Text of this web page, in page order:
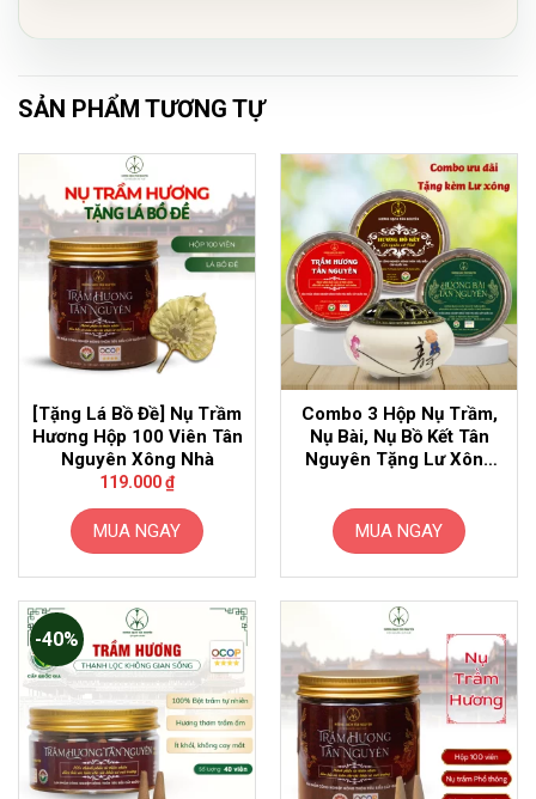
SẢN PHẨM TƯƠNG TỰ
[Tặng Lá Bồ Đề] Nụ Trầm
Hương Hộp 100 Viên Tân
Nguyên Xông Nhà
119.000₫
MUA NGAY
Combo 3 Hộp Nụ Trầm,
Nụ Bài, Nụ Bồ Kết Tân
Nguyên Tặng Lư Xông
MUA NGAY
-40%